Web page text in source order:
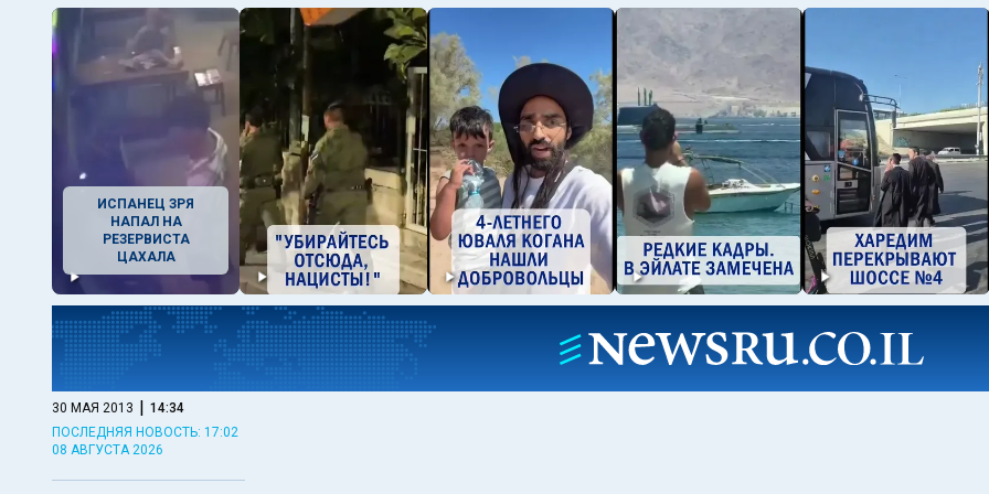
ИСПАНЕЦ ЗРЯ
НАПАЛ НА
РЕЗЕРВИСТА
ЦАХАЛА
30 МАЯ 2013 | 14:34
ПОСЛЕДНЯЯ НОВОСТЬ: 17:02
08 АВГУСТА 2026